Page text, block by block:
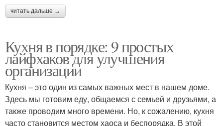
читать дальше →
Кухня в порядке: 9 простых
лайфхаков для улучшения
организации
Кухня – это один из самых важных мест в нашем доме.
Здесь мы готовим еду, общаемся с семьей и друзьями, а
также проводим много времени. Но, к сожалению, кухня
часто становится местом хаоса и беспорядка. В этой